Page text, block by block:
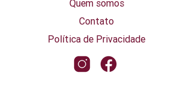
Quem somos
Contato
Política de Privacidade